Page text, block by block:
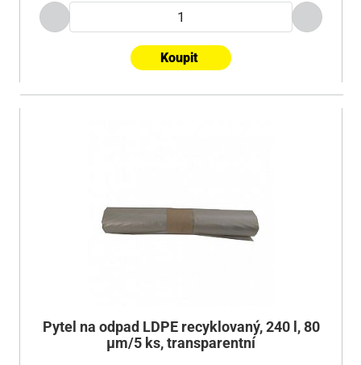
Koupit
Pytel na odpad LDPE recyklovaný, 240 l, 80
µm/5 ks, transparentní